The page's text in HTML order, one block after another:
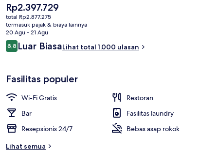
dari transportasi umum: Stasiun Bawah Tanah Bayswater hanya 3
menit dan Stasiun Bawah Tanah Queensway hanya 6 menit.
Harga
saat
ini
Rp2.397.729
Rp2.397.729
total Rp2.877.275
termasuk pajak & biaya lainnya
20 Agu - 21 Agu
Ulasan
8,88,8 dari 10
Luar BiasaLihat total 1.000 ulasan
Fasilitas populer
Wi-Fi Gratis
Restoran
Bar
Fasilitas laundry
Resepsionis 24/7
Bebas asap rokok
Lihat semua